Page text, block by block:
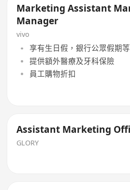
Marketing Assistant
Manager
vivo
享有生日假，銀行公眾假期等
提供額外醫療及牙科保險
員工購物折扣
Assistant Marketing
GLORY